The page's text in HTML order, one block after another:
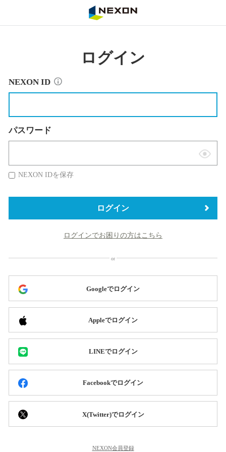
ログイン
NEXON ID
パスワード
表
替
NEXON IDを保存
ログイン
ログインでお困りの方はこちら
Googleでログイン
Appleでログイン
LINEでログイン
Facebookでログイン
X(Twitter)でログイン
NEXON会員登録